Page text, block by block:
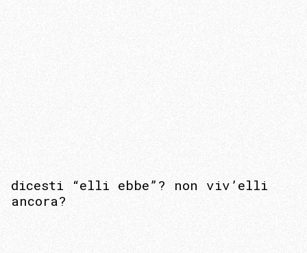
dicesti “elli ebbe”? non viv’elli
ancora?